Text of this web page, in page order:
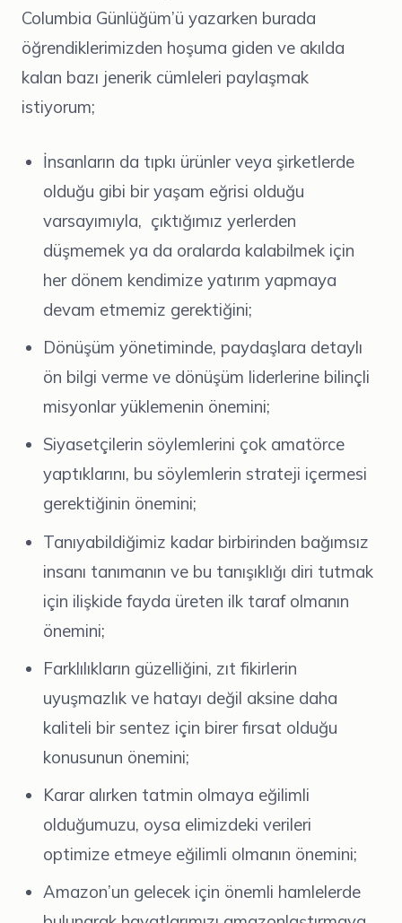
Columbia Günlüğüm’ü yazarken burada
öğrendiklerimizden hoşuma giden ve akılda
kalan bazı jenerik cümleleri paylaşmak
istiyorum;
İnsanların da tıpkı ürünler veya şirketlerde
olduğu gibi bir yaşam eğrisi olduğu
varsayımıyla, çıktığımız yerlerden
düşmemek ya da oralarda kalabilmek için
her dönem kendimize yatırım yapmaya
devam etmemiz gerektiğini;
Dönüşüm yönetiminde, paydaşlara detaylı
ön bilgi verme ve dönüşüm liderlerine bilinçli
misyonlar yüklemenin önemini;
Siyasetçilerin söylemlerini çok amatörce
yaptıklarını, bu söylemlerin strateji içermesi
gerektiğinin önemini;
Tanıyabildiğimiz kadar birbirinden bağımsız
insanı tanımanın ve bu tanışıklığı diri tutmak
için ilişkide fayda üreten ilk taraf olmanın
önemini;
Farklılıkların güzelliğini, zıt fikirlerin
uyuşmazlık ve hatayı değil aksine daha
kaliteli bir sentez için birer fırsat olduğu
konusunun önemini;
Karar alırken tatmin olmaya eğilimli
olduğumuzu, oysa elimizdeki verileri
optimize etmeye eğilimli olmanın önemini;
Amazon’un gelecek için önemli hamlelerde